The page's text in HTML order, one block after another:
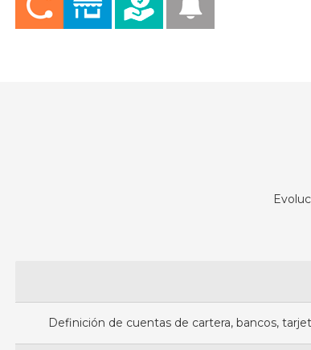
Definición de cuentas de cartera, bancos,